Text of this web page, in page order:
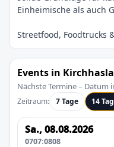
Events in
Nächste Termine – Datum
Zeitraum: 7 Tage 14
Sa., 08.08.2026
0707:0808